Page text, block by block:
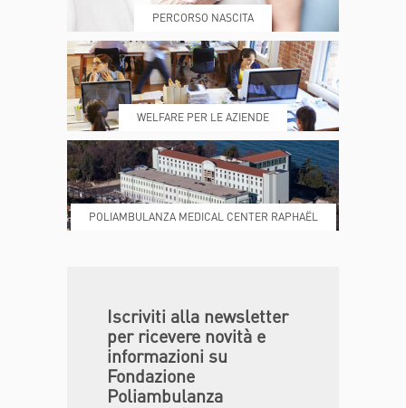
REFERTI REPARTI
DONA ORA MAGAZINE
PERCORSO NASCITA
WELFARE PER LE AZIENDE
POLIAMBULANZA MEDICAL CENTER RAPHAËL
Iscriviti alla newsletter
per ricevere novità e
informazioni su
Fondazione
Poliambulanza